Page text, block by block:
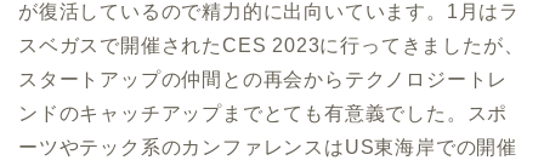
が復活しているので精力的に出向いています。1月はラ
スベガスで開催されたCES 2023に行ってきましたが、
スタートアップの仲間との再会からテクノロジートレ
ンドのキャッチアップまでとても有意義でした。スポ
ーツやテック系のカンファレンスはUS東海岸での開催